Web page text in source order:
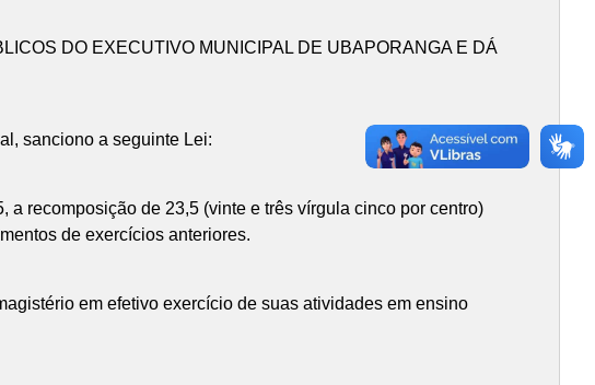
DO EXECUTIVO MUNICIPAL DE UBAPORANGA E DÁ
sanciono a seguinte Lei:
recomposição de 23,5 (vinte e três vírgula cinco por centro)
de exercícios anteriores.
em efetivo exercício de suas atividades em ensino